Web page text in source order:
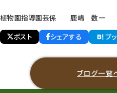
植物園指導園芸係 鹿嶋 数一
ポスト
シェアする ブ
ブログ一覧